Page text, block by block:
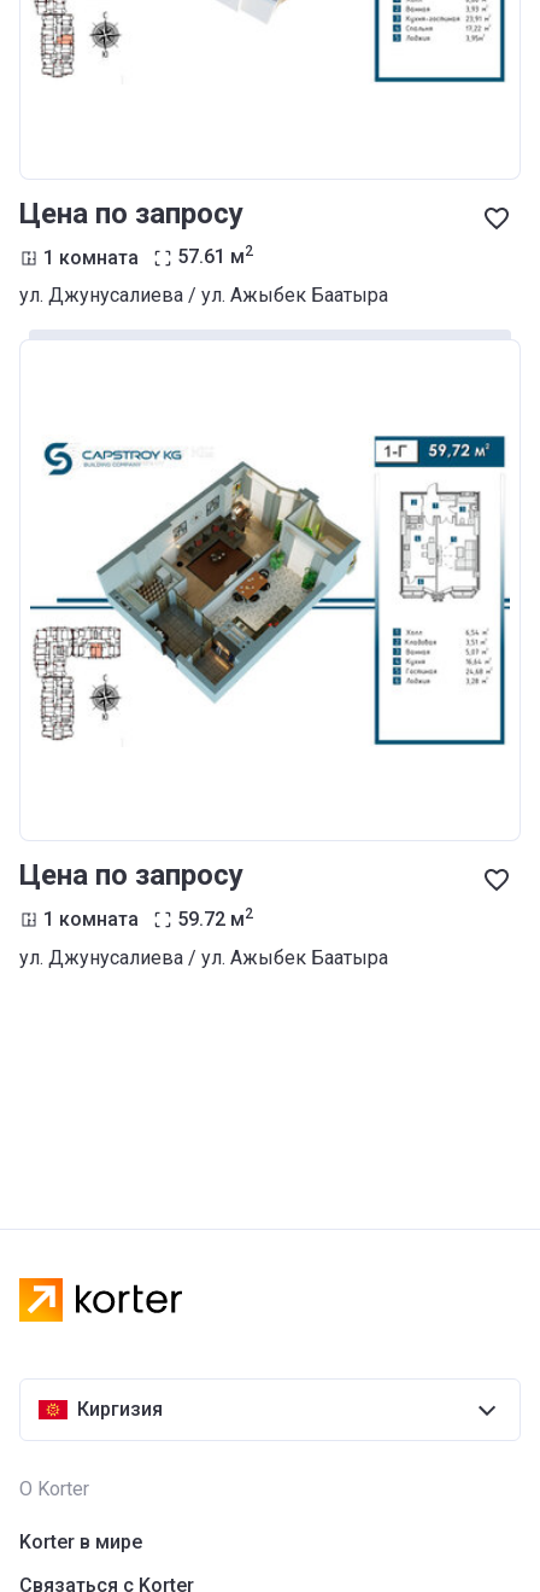
Цена по запросу
1 комната 57.61 м2
ул. Джунусалиева / ул. Ажыбек Баатыра
Цена по запросу
1 комната 59.72 м2
ул. Джунусалиева / ул. Ажыбек Баатыра
Киргизия
О Korter
Korter в мире
Связаться с Korter